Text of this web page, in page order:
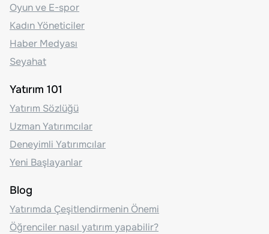
Oyun ve E-spor
Kadın Yöneticiler
Haber Medyası
Seyahat
Yatırım 101
Yatırım Sözlüğü
Uzman Yatırımcılar
Deneyimli Yatırımcılar
Yeni Başlayanlar
Blog
Yatırımda Çeşitlendirmenin Önemi
Öğrenciler nasıl yatırım yapabilir?